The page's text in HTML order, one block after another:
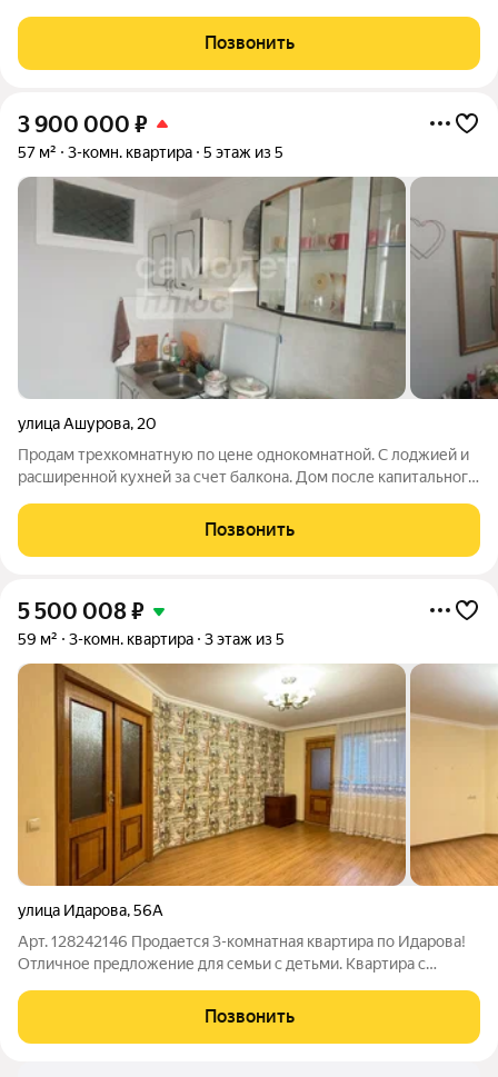
качественный стеклопакет С комнаты балкон Санузел в
кафеле Окна выходят как во двор так и на улицу
Позвонить
3 900 000 ₽
57 м² 3-комн. квартира 5 этаж из 5
улица Ашурова, 20
Продам трехкомнатную по цене однокомнатной. С лоджией и
расширенной кухней за счет балкона. Дом после капитального
обременения. Расположенная в кирпичном доме, который
недавно прошел
Позвонить
5 500 008₽
59 м² 3-комн. квартира 3 этаж из 5
улица Идарова,56А
Арт. 128242146 Продается 3-комнaтная квартира по Идарова!
Отличное предложение для семьи с детьми. Квартира с
Санузел совмещенный Кухня увеличена за счет балкона Из
мебели кух гарнитур и диван Есть
Позвонить